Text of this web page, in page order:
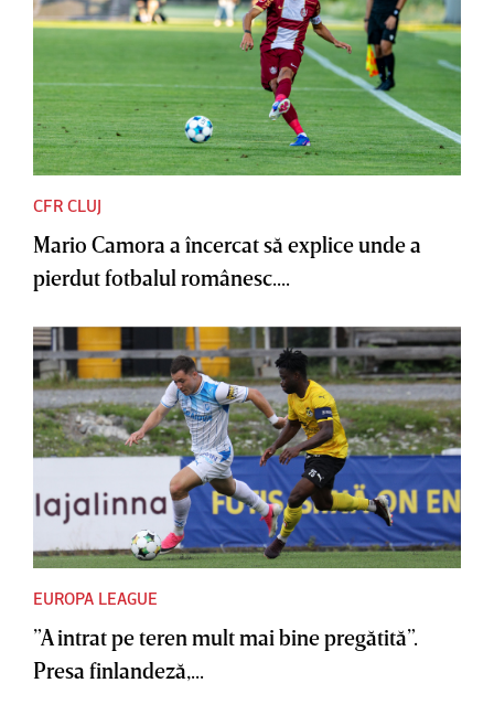
CFR CLUJ
Mario Camora a încercat să explice unde a
pierdut fotbalul românesc....
EUROPA LEAGUE
”A intrat pe teren mult mai bine pregătită”.
Presa finlandeză,...